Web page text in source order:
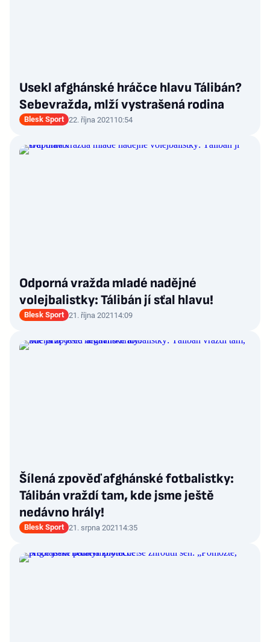
Usekl afghánské hráčce hlavu Tálibán?
Sebevražda, mlží vystrašená rodina
Blesk Sport 22. října 2021 10:54
Odporná vražda mladé nadějné
volejbalistky: Tálibán jí sťal hlavu!
Blesk Sport 21. října 2021 14:09
Šílená zpověď afghánské fotbalistky:
Tálibán vraždí tam, kde jsme ještě
nedávno hrály!
Blesk Sport 21. srpna 2021 14:35